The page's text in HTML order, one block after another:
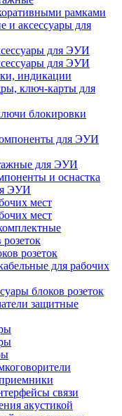
рамками
и аксессуары для
для ЭУИ
для ЭУИ
индикации
ключ-карты для
блокировки
для ЭУИ
для ЭУИ
и оснастка
ЭУИ
мест
мест
розеток
для рабочих
блоков розеток
защитные
связи
акустикой